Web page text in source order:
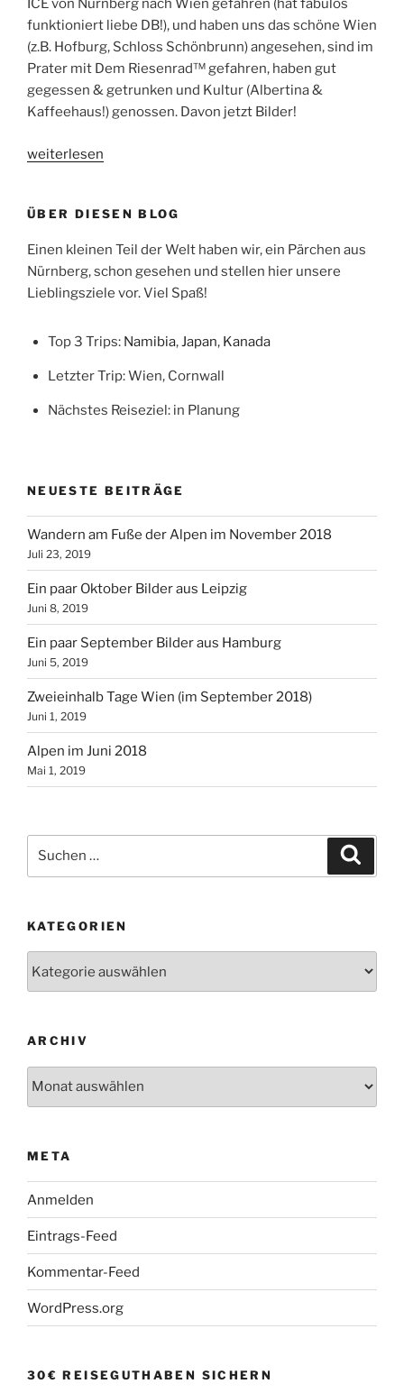
ICE von Nürnberg nach Wien gefahren (hat fabulös
funktioniert liebe DB!), und haben uns das schöne Wien
(z.B. Hofburg, Schloss Schönbrunn) angesehen, sind im
Prater mit Dem Riesenrad™ gefahren, haben gut
gegessen & getrunken und Kultur (Albertina &
Kaffeehaus!) genossen. Davon jetzt Bilder!
„Zweieinhalb
(im
September
weiterlesen
ÜBER DIESEN BLOG
Einen kleinen Teil der Welt haben wir, ein Pärchen aus
Nürnberg, schon gesehen und stellen hier unsere
Lieblingsziele vor. Viel Spaß!
Top 3 Trips: Namibia,Japan, Kanada
Letzter Trip: Wien, Cornwall
Nächstes Reiseziel: in Planung
NEUESTE BEITRÄGE
Wandern am Fuße der Alpen im November 2018
Juli 23, 2019
Ein paar Oktober Bilder aus Leipzig
Juni 8, 2019
Ein paar September Bilder aus Hamburg
Juni 5, 2019
Zweieinhalb Tage Wien (im September 2018)
Juni 1, 2019
Alpen im Juni 2018
Mai 1, 2019
nach:
KATEGORIEN
ARCHIV
META
Anmelden
Eintrags-Feed
Kommentar-Feed
WordPress.org
30€ REISEGUTHABEN SICHERN